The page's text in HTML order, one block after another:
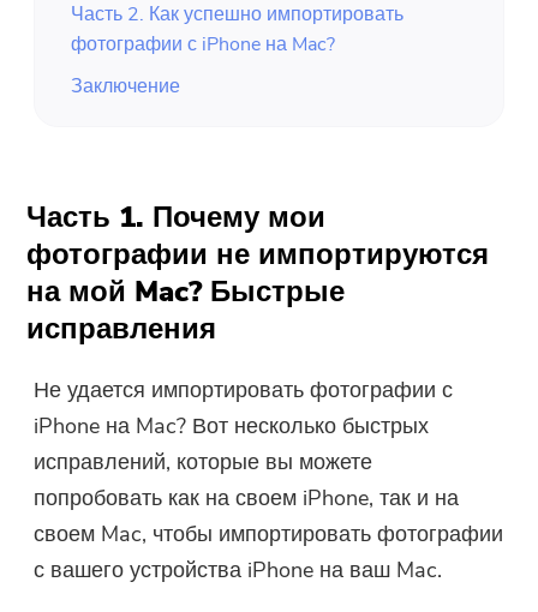
Часть 2. Как успешно импортировать
фотографии с iPhone на Mac?
Заключение
Часть 1. Почему мои
фотографии не импортируются
на мой Mac? Быстрые
исправления
Не удается импортировать фотографии с
iPhone на Mac? Вот несколько быстрых
исправлений, которые вы можете
попробовать как на своем iPhone, так и на
своем Mac, чтобы импортировать фотографии
с вашего устройства iPhone на ваш Mac.